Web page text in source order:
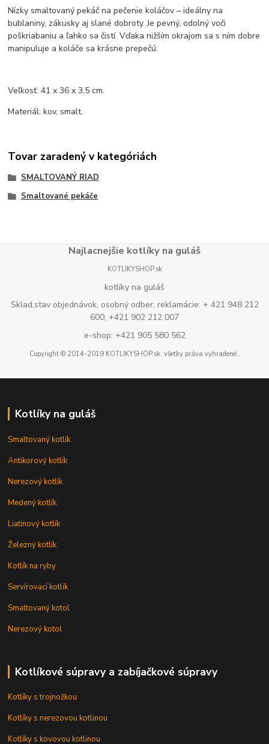
Nízky smaltovaný pekáč na pečenie koláčov– ideálny na
bublaniny, zákusky aj slané dobroty. Je pevný, odolný voči
poškriabaniu a ľahko sa čistí. Vďaka nižším okrajom sa s ním dobre
manipuluje a koláče sa krásne prepečú.
Veľkosť: 41 x 36 x 3,5 cm.
Materiál: kov, smalt.
Tovar zaradený v kategóriách
SMALTOVANÝ RIAD
Smaltované pekáče
Najlacnejšie kotlíky na guláš
KOTLIKYSHOP.sk
kotlíky na guláš
Sklad,stav objednávok, osobný odber, reklamácie: + 421 948 212
600, +421 902 212 007
e-shop: +421 905 580 562
Copyright © 2014-2019 KOTLIKYSHOP.sk, všetky práva vyhradené..
Kotlíky na guláš
Smaltovaný kotlík
Antikorový kotlík
Nerezový kotlík
Medený kotlík
Liatinový kotlík
Železný kotlík
Kotlík na ryby
Servírovací kotlík
Smaltovaný kotol
Nerezový kotol
Kotlíkové súpravy a zabíjačkové súpravy
Kotlíky s trojnožkou
Kotlíky s nerezovou kotlinou
Kotlíky s kovovou kotlinou